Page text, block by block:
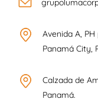
Avenida A,
Panamá City,
Calzada de
Panamá.